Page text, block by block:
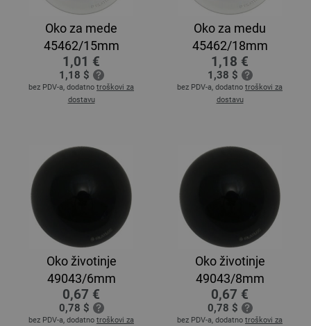
Oko za mede
45462/15mm
1,01 €
1,18 $
bez PDV-a, dodatno troškovi za
dostavu
Oko za medu
45462/18mm
1,18 €
1,38 $
bez PDV-a, dodatno troškovi za
dostavu
Oko životinje
49043/6mm
0,67 €
0,78 $
bez PDV-a, dodatno troškovi za
Oko životinje
49043/8mm
0,67 €
0,78 $
bez PDV-a, dodatno troškovi za